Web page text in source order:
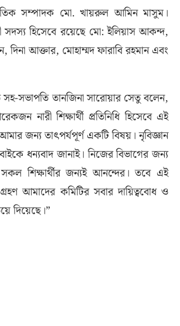
সম্পাদক মো. খায়রুল আমিন মাসুম।
সদস্য হিসেবে রয়েছে মো: ইলিয়াস আকন্দ,
দিনা আক্তার, মোহাম্মদ ফারাবি রহমান এবং
সহ-সভাপতি তানজিনা সারোয়ার সেতু বলেন,
নারী শিক্ষার্থী প্রতিনিধি হিসেবে এই
জন্য তাৎপর্যপূর্ণ একটি বিষয়। নৃবিজ্ঞান
ধন্যবাদ জানাই। নিজের বিভাগের জন্য
শিক্ষার্থীর জন্যই আনন্দের। তবে এই
আমাদের কমিটির সবার দায়িত্ববোধ ও
দিয়েছে।”